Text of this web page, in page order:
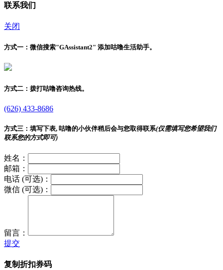
联系我们
关闭
方式一： 微信搜索"GAssistant2" 添加咕噜生活助手。
方式二： 拨打咕噜咨询热线。
(626) 433-8686
方式三： 填写下表, 咕噜的小伙伴稍后会与您取得联系(仅需填写您希望我们
联系您的方式即可)
姓名：
邮箱：
电话 (可选)：
微信 (可选)：
留言：
提交
复制折扣券码